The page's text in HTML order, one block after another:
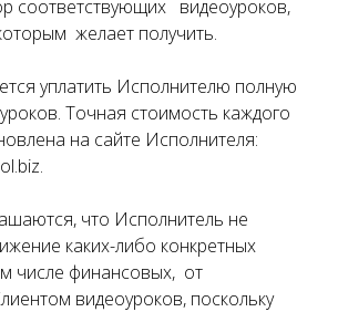
соответствующих видеоуроков,
желает получить.
уплатить Исполнителю полную
Точная стоимость каждого
на сайте Исполнителя:
что Исполнитель не
каких-либо конкретных
числе финансовых, от
видеоуроков, поскольку